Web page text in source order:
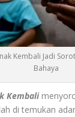
Kembali Jadi
Bahaya
Kembali
di temukan